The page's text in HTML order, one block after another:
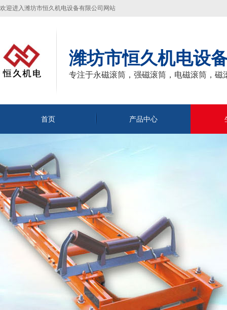
欢迎进入潍坊市恒久机电设备有限公司网站
潍坊市恒久机电设
专注于永磁滚筒，强磁滚筒，电磁滚筒，磁
首页 产品中心